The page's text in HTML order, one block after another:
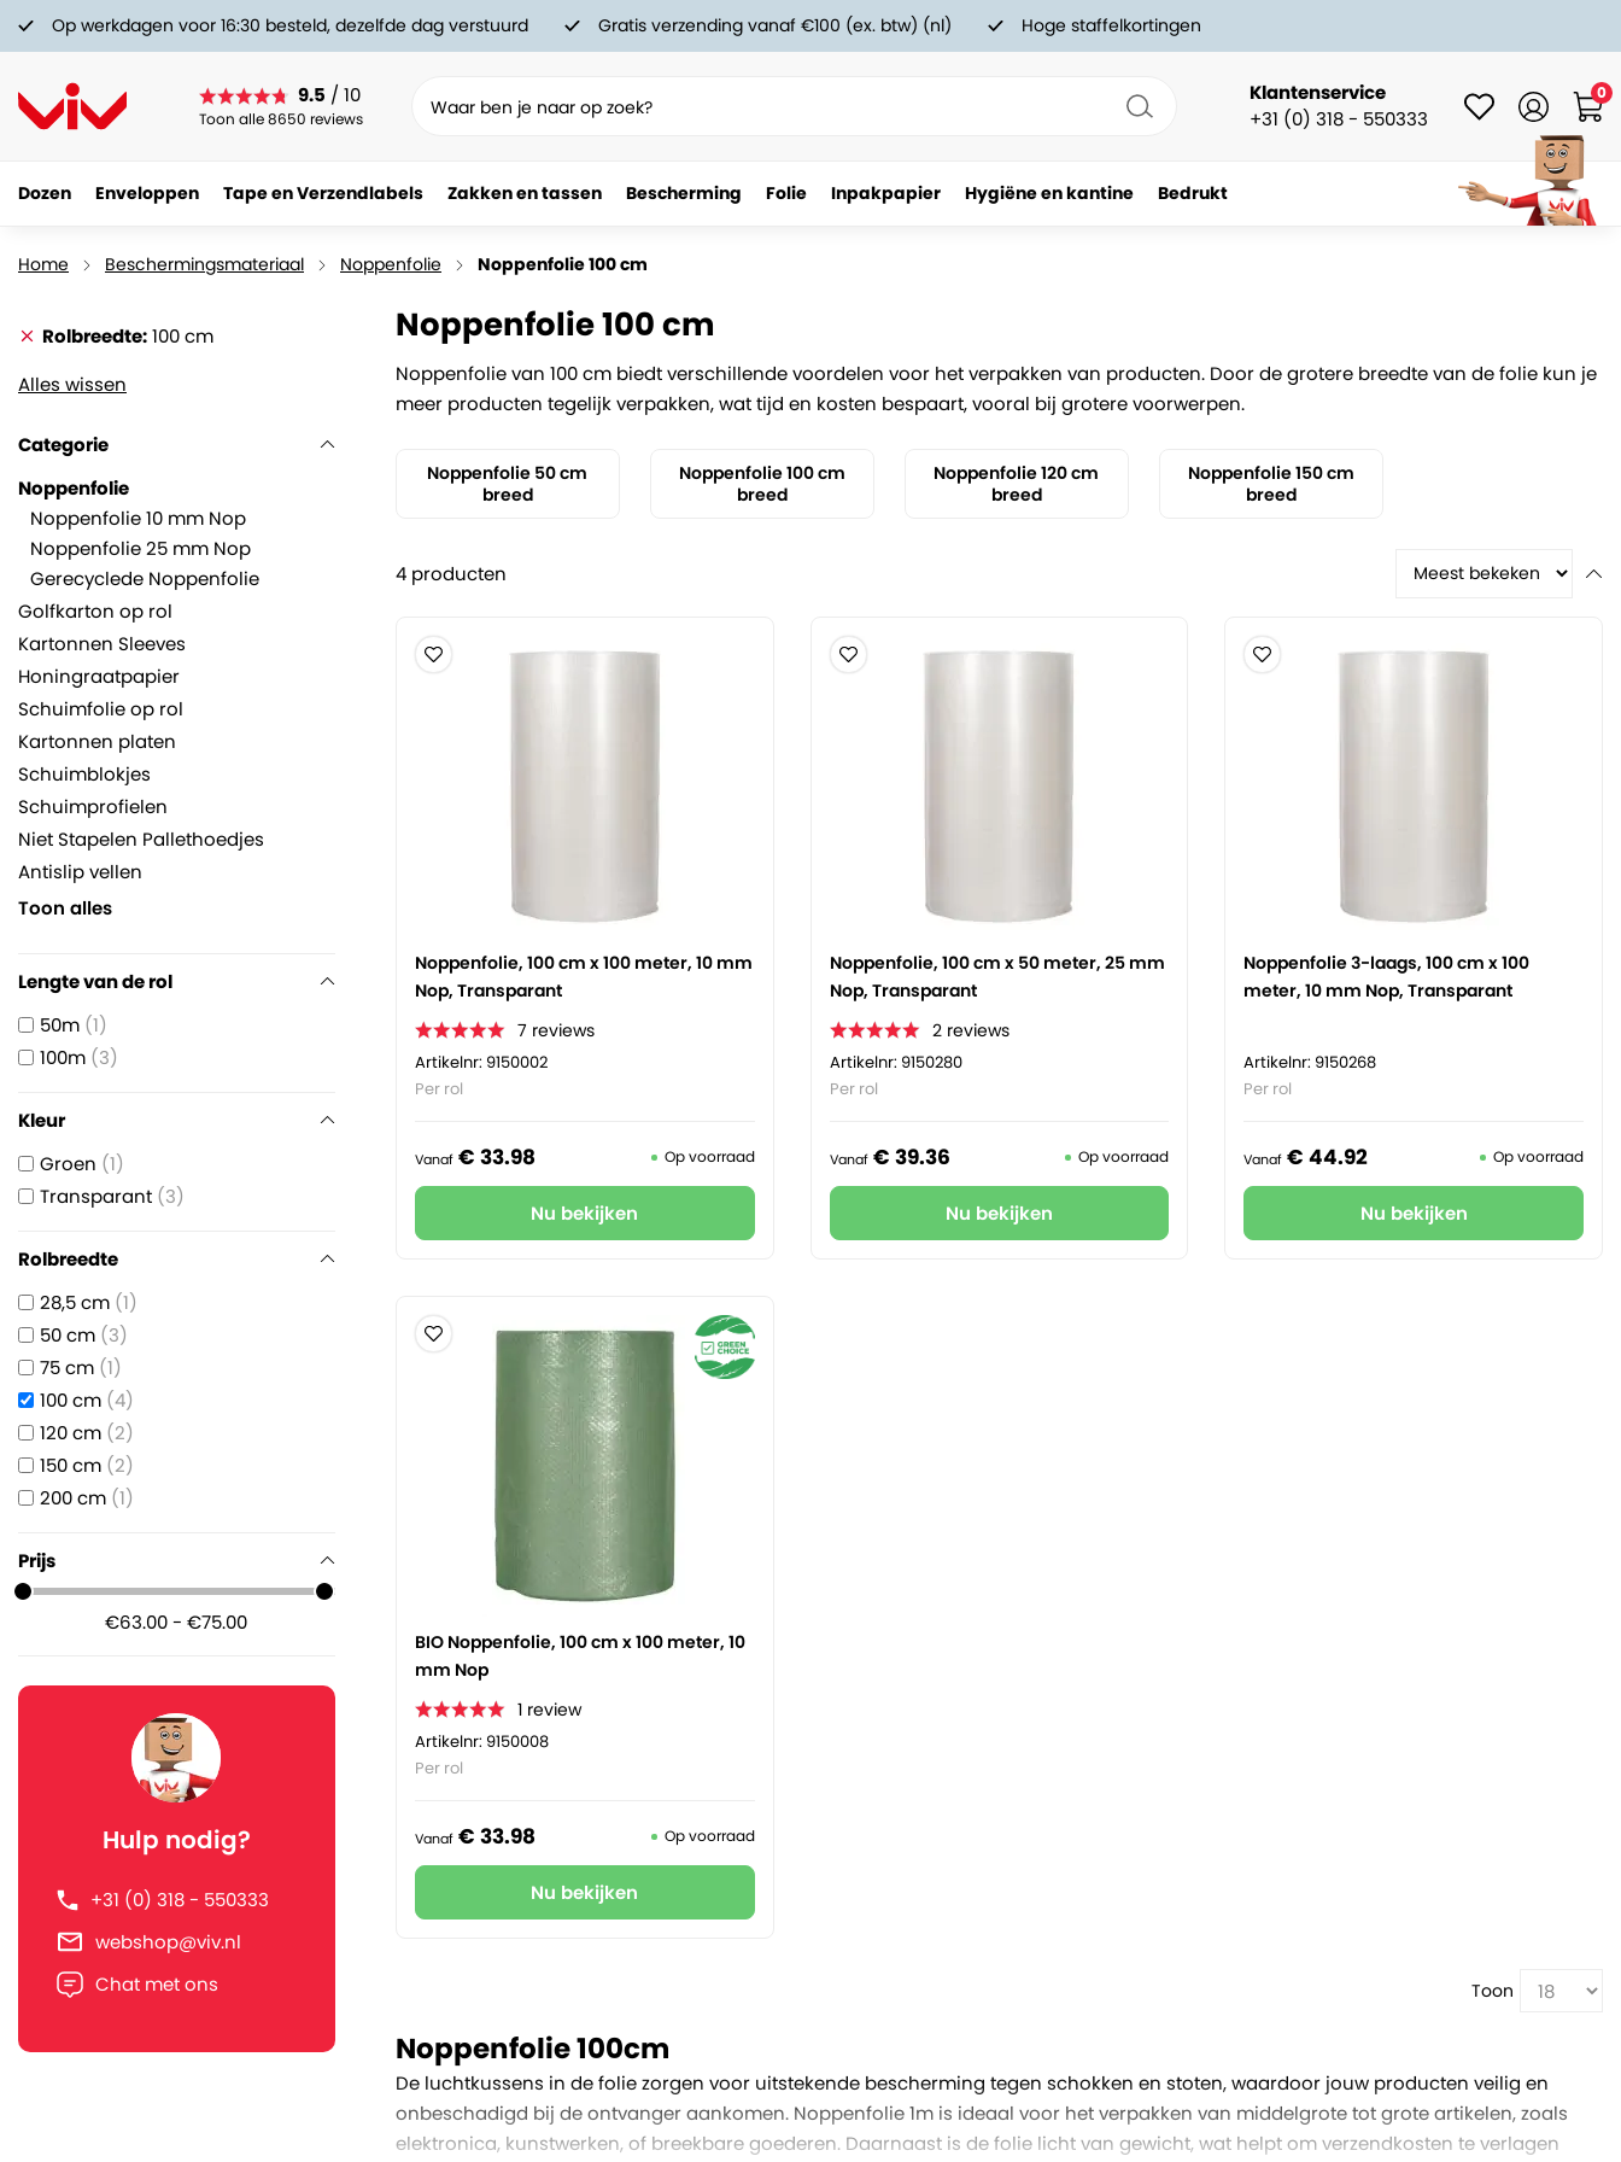
Op werkdagen voor 16:30 besteld, dezelfde dag verstuurd Gratis verzending vanaf €100 (ex. btw) (nl) Hoge staffelkortingen
Klantenservice
+31 (0) 318 - 550333
9.5 / 10
Toon alle 8650 reviews
0
Dozen Enveloppen Tape en Verzendlabels Zakken en tassen Bescherming Folie Inpakpapier Hygiëne en kantine Bedrukt
Home Beschermingsmateriaal Noppenfolie Noppenfolie 100 cm
Rolbreedte 100 cm
Alles wissen
Categorie
Noppenfolie
Noppenfolie 10 mm Nop
Noppenfolie 25 mm Nop
Gerecyclede Noppenfolie
Golfkarton op rol
Kartonnen Sleeves
Honingraatpapier
Schuimfolie op rol
Kartonnen platen
Schuimblokjes
Schuimprofielen
Niet Stapelen Pallethoedjes
Antislip vellen
Toon alles
Lengte van de rol
50m 1
100m 3
Kleur
Groen 1
Transparant 3
Rolbreedte
28,5 cm 1
50 cm 3
75 cm 1
100 cm 4
120 cm 2
150 cm 2
200 cm 1
Prijs
€63.00 - €75.00
Hulp nodig?
+31 (0) 318 - 550333
webshop@viv.nl
Chat met ons
Noppenfolie 100 cm
Noppenfolie van 100 cm biedt verschillende voordelen voor het verpakken van producten. Door de grotere breedte van de folie kun je
meer producten tegelijk verpakken, wat tijd en kosten bespaart, vooral bij grotere voorwerpen.
Noppenfolie 50 cm
breed
Noppenfolie 100 cm
breed
Noppenfolie 120 cm
breed
Noppenfolie 150 cm
breed
4producten
Noppenfolie, 100 cm x 100 meter, 10 mm
Nop, Transparant
7 reviews
Artikelnr: 9150002
Per rol
Vanaf € 33.98 Op voorraad
Nu bekijken
Noppenfolie, 100 cm x 50 meter, 25 mm
Nop, Transparant
2 reviews
Artikelnr: 9150280
Per rol
Vanaf € 39.36 Op voorraad
Nu bekijken
Noppenfolie 3-laags, 100 cm x 100
meter, 10 mm Nop, Transparant
Artikelnr: 9150268
Per rol
Vanaf € 44.92 Op voorraad
Nu bekijken
BIO Noppenfolie, 100 cm x 100 meter, 10
mm Nop
1 review
Artikelnr: 9150008
Per rol
Vanaf € 33.98 Op voorraad
Nu bekijken
Toon
Noppenfolie 100cm
De luchtkussens in de folie zorgen voor uitstekende bescherming tegen schokken en stoten, waardoor jouw producten veilig en
onbeschadigd bij de ontvanger aankomen. Noppenfolie 1m is ideaal voor het verpakken van middelgrote tot grote artikelen, zoals
elektronica, kunstwerken, of breekbare goederen. Daarnaast is de folie licht van gewicht, wat helpt om verzendkosten te verlagen